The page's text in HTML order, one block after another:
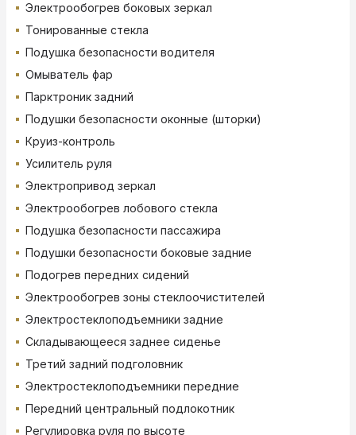
Электрообогрев боковых зеркал
Тонированные стекла
Подушка безопасности водителя
Омыватель фар
Парктроник задний
Подушки безопасности оконные (шторки)
Круиз-контроль
Усилитель руля
Электропривод зеркал
Электрообогрев лобового стекла
Подушка безопасности пассажира
Подушки безопасности боковые задние
Подогрев передних сидений
Электрообогрев зоны стеклоочистителей
Электростеклоподъемники задние
Складывающееся заднее сиденье
Третий задний подголовник
Электростеклоподъемники передние
Передний центральный подлокотник
Регулировка руля по высоте